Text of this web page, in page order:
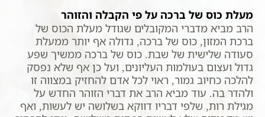
מעלת כוס של ברכה על פי הקבלה והזוהר
הרב מביא מדברי המקובלים שגודל מעלת הכוס של
ברכת המזון, כוס של ברכה, גדולה אף יותר ממעלת
סעודה שלישית של שבת. כוס של ברכה ממשיך שפע
גדול ועצום בעולמות העליונים, ועל כן אף שלא נפסק
להלכה כחיוב גמור, ראוי לכל אדם להחזיק במצווה זו
ולהדר בה. עוד מביא הרב את דברי הזוהר החדש על
מגילת רות, שלפי דבריו דווקא בשלושה יש לעשות, ואף